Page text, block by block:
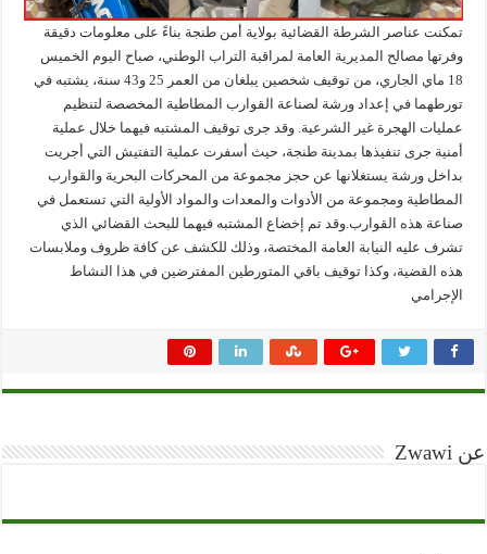
تمكنت عناصر الشرطة القضائية بولاية أمن طنجة بناءً على معلومات دقيقة
وفرتها مصالح المديرية العامة لمراقبة التراب الوطني، صباح اليوم الخميس
18 ماي الجاري، من توقيف شخصين يبلغان من العمر 25 و43 سنة، يشتبه في
تورطهما في إعداد ورشة لصناعة القوارب المطاطية المخصصة لتنظيم
عمليات الهجرة غير الشرعية. وقد جرى توقيف المشتبه فيهما خلال عملية
أمنية جرى تنفيذها بمدينة طنجة، حيث أسفرت عملية التفتيش التي أجريت
بداخل ورشة يستغلانها عن حجز مجموعة من المحركات البحرية والقوارب
المطاطية ومجموعة من الأدوات والمعدات والمواد الأولية التي تستعمل في
صناعة هذه القوارب.وقد تم إخضاع المشتبه فيهما للبحث القضائي الذي
تشرف عليه النيابة العامة المختصة، وذلك للكشف عن كافة ظروف وملابسات
هذه القضية، وكذا توقيف باقي المتورطين المفترضين في هذا النشاط
الإجرامي
عن Zwawi